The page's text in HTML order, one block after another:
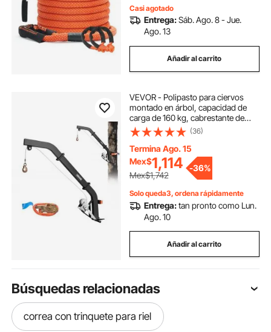
Casi agotado
Entrega:Sáb. Ago. 8 - Jue.
Ago. 13
Añadir al carrito
VEVOR - Polipasto para ciervos
montado en árbol, capacidad de
carga de 160 kg, cabrestante de
caza con correa de trinquete,
colgador resistente para ciervos
para desollar, limpiar, colgar
alimento y preparar el terreno, color
negro
(36)
Termina Ago. 15
Mex$1,114
Mex$1,742
-36%
Solo queda3, ordena rápidamente
Entrega:tan pronto como Lun.
Ago. 10
Añadir al carrito
Búsquedas relacionadas
correa con trinquete para riel